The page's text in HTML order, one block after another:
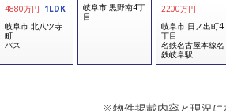
4880万円 1LDK
岐阜市 北八ツ寺
町
バス
岐阜市 黒野南4丁
目
2200万円
岐阜市 日ノ出町4
丁目
名鉄名古屋本線名
鉄岐阜駅